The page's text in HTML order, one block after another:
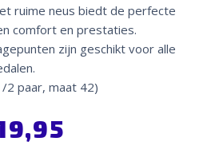
ruime neus biedt de perfecte
comfort en prestaties.
zijn geschikt voor alle
2 paar, maat 42)